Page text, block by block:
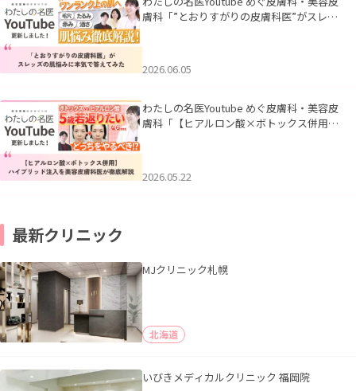
膚科「”とおりすがりの皮膚科医”がスレッ
2026.06.05
わたしの名医Youtube めぐ皮膚科・美容皮
膚科「【ヒアルロン酸×ボトックス併用】
2026.05.22
最新クリニック
MJクリニック札幌
北海道
いびきメディカルクリニック 福岡院